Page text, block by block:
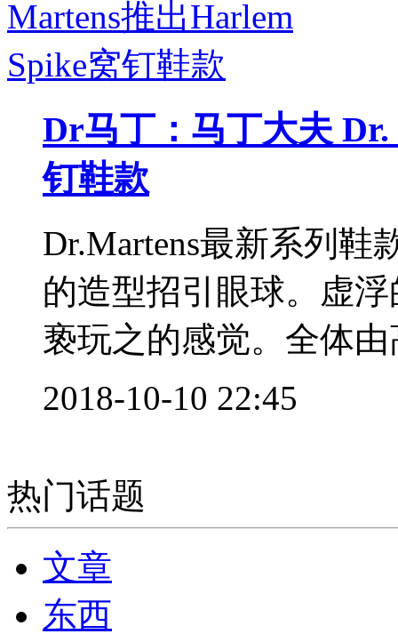
Dr马丁：马丁大夫
钉鞋款
Dr.Martens最新系列鞋
的造型招引眼球。虚
亵玩之的感觉。全体由
2018-10-10 22:45
热门话题
文章
东西